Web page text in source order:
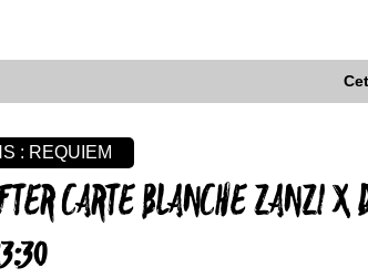
CARTE BLANCHE ZANZI X
: REQUIEM